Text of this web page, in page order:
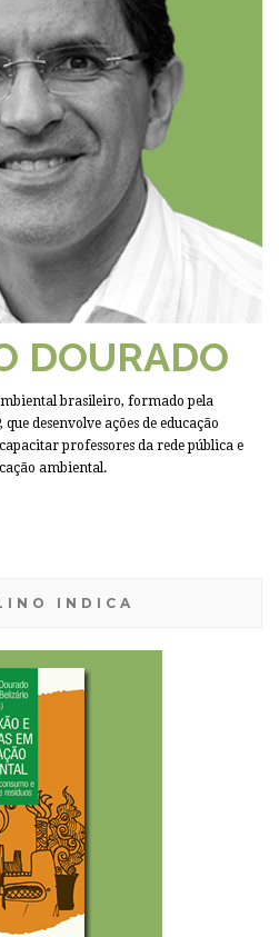
DOURADO
brasileiro, formado pela
desenvolve ações de educação
professores da rede pública e
ambiental.
INDICA